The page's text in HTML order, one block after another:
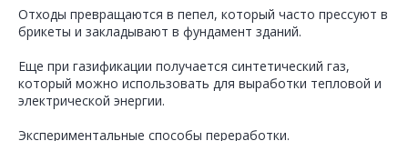
Отходы превращаются в пепел, который часто прессуют в
брикеты и закладывают в фундамент зданий.
Еще при газификации получается синтетический газ,
который можно использовать для выработки тепловой и
электрической энергии.
Экспериментальные способы переработки.